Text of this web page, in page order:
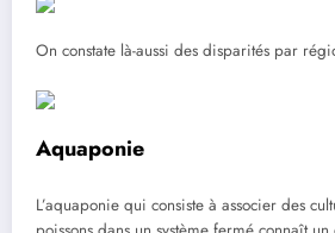
On constate là-aussi des disparités par
Aquaponie
L’aquaponie qui consiste à associer des